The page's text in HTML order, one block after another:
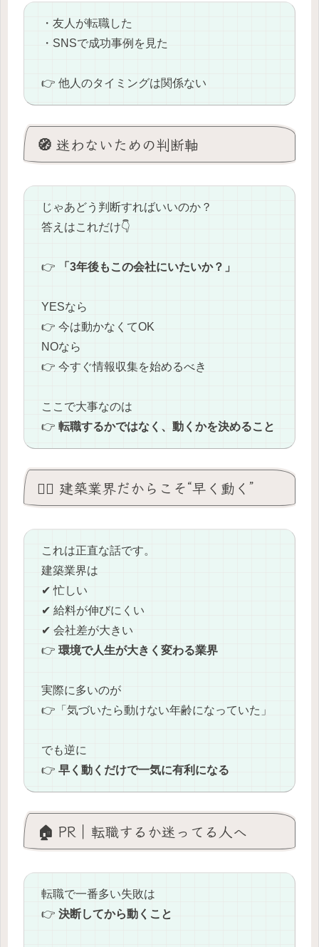
・友人が転職した
・SNSで成功事例を見た
👉 他人のタイミングは関係ない
🧭 迷わないための判断軸
じゃあどう判断すればいいのか？
答えはこれだけ👇
👉 「3年後もこの会社にいたいか？」
YESなら
👉 今は動かなくてOK
NOなら
👉 今すぐ情報収集を始めるべき
ここで大事なのは
👉 転職するかではなく、動くかを決めること
👷‍♂️ 建築業界だからこそ“早く動く”
これは正直な話です。
建築業界は
✔ 忙しい
✔ 給料が伸びにくい
✔ 会社差が大きい
👉 環境で人生が大きく変わる業界
実際に多いのが
👉「気づいたら動けない年齢になっていた」
でも逆に
👉 早く動くだけで一気に有利になる
🏠 PR｜転職するか迷ってる人へ
転職で一番多い失敗は
👉 決断してから動くこと